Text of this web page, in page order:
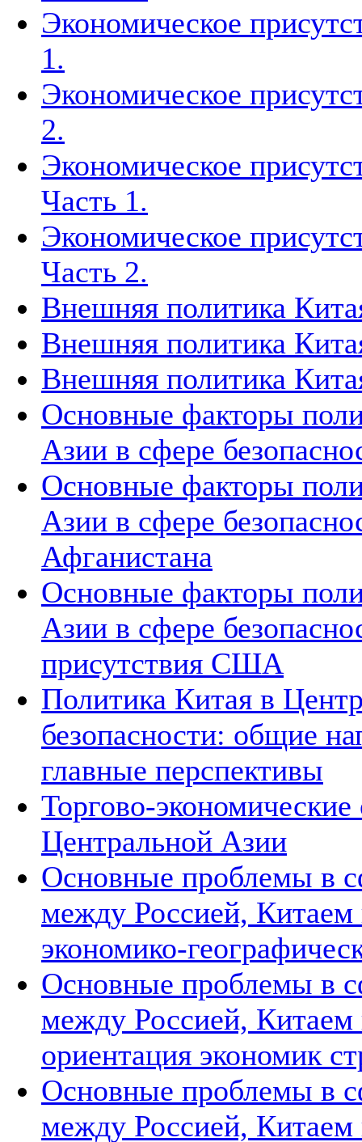
Экономическое
1.
Экономическое
2.
Экономическое
Часть 1.
Экономическое
Часть 2.
Внешняя политика
Внешняя политика
Внешняя политика
Основные факторы
Азии в сфере
Основные факторы
Азии в сфере
Афганистана
Основные факторы
Азии в сфере
присутствия США
Политика Китая в
безопасности: общие
главные перспективы
Торгово-
Центральной Азии
Основные проблемы в
между Россией,
экономико-
Основные проблемы в
между Россией, Китаем
ориентация экономик
Основные проблемы в
между Россией,